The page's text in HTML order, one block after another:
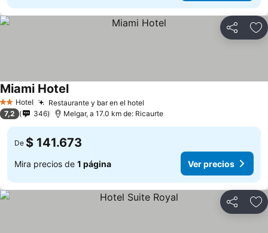
Compartir
2 Estrellas
Hotel Restaurante y bar en el hotel
Miami Hotel
7,2 346 Melgar, a 17.0 km de: Ricaurte
De $ 141.673
Mira precios de 1 página Ver precios
Compartir